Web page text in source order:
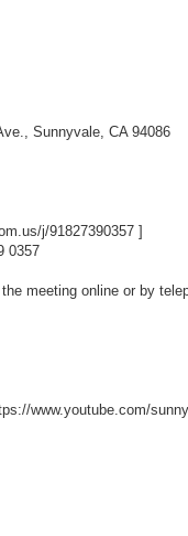
Sunnyvale, CA 94086
j/91827390357 ]
0357
meeting online or by
www.youtube.com/